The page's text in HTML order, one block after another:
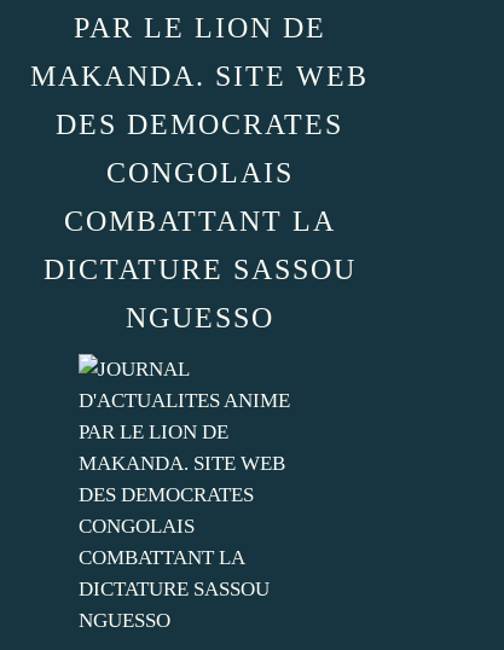
PAR LE LION DE
MAKANDA. SITE WEB
DES DEMOCRATES
CONGOLAIS
COMBATTANT LA
DICTATURE SASSOU
NGUESSO